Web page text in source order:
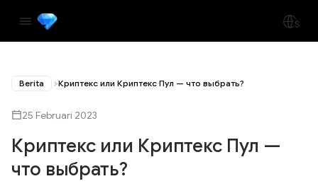
Berita Криптекс или Криптекс Пул — что выбрать?
25 Februari 2023
Криптекс или Криптекс Пул —
что выбрать?